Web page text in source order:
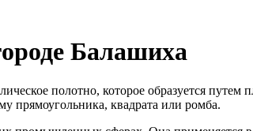
Балашиха
полотно, которое образуется
прямоугольника, квадрата или ромба.